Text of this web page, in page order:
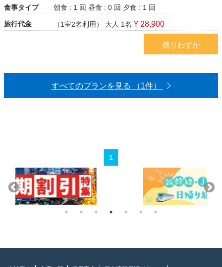
食事タイプ
朝食 : 1 回 昼食 : 0 回 夕食 : 1 回
旅行代金 （1室2名利用） 大人 1名 ¥ 28,900
残りわずか
すべてのプランを見る （1件）
1